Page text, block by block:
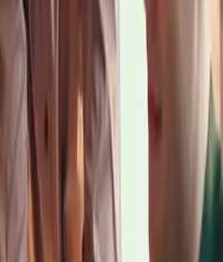
compartilhada
exponencialmente maior e
a chance de atingir um
custos de marketing e
convencionais.
como no caso dos serviços
e visitantes estrangeiros.